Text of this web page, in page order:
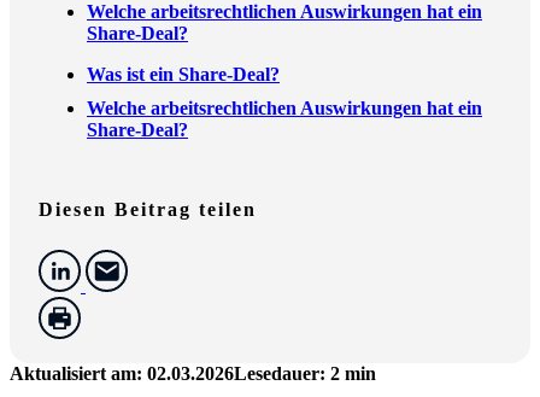
Welche arbeitsrechtlichen Auswirkungen hat ein
Share-Deal?
Was ist ein Share-Deal?
Welche arbeitsrechtlichen Auswirkungen hat ein
Share-Deal?
Diesen Beitrag teilen
Aktualisiert am: 02.03.2026Lesedauer: 2 min